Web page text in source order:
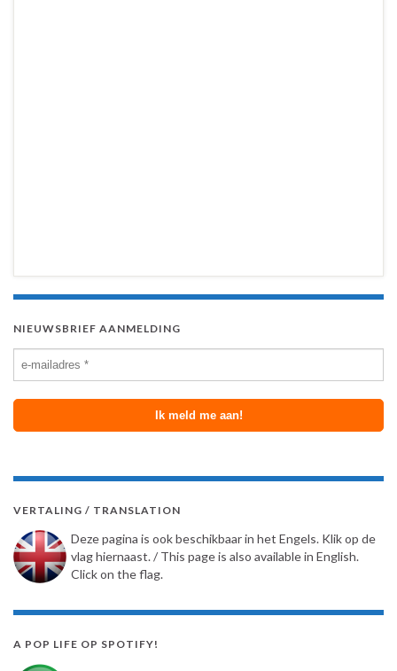
NIEUWSBRIEF AANMELDING
VERTALING / TRANSLATION
Deze pagina is ook beschikbaar in het Engels. Klik op de
vlag hiernaast. / This page is also available in English.
Click on the flag.
A POP LIFE OP SPOTIFY!